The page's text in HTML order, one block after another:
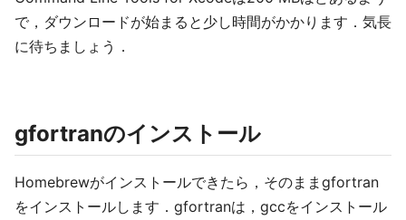
で，ダウンロードが始まると少し時間がかかります．気長
に待ちましょう．
gfortranのインストール
Homebrewがインストールできたら，そのままgfortran
をインストールします．gfortranは，gccをインストール